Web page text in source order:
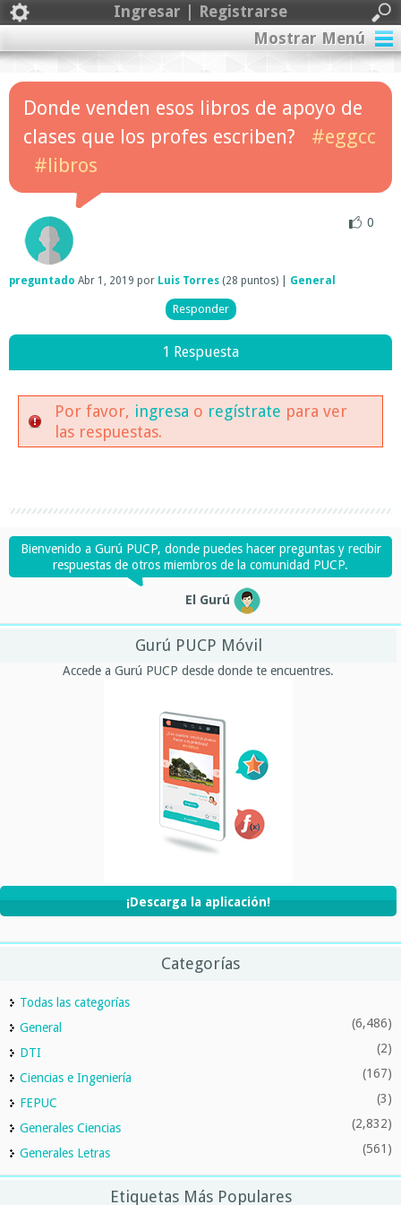
Ingresar | Registrarse
Mostrar Menú
Donde venden esos libros de apoyo de
clases que los profes escriben?
#eggcc
#libros
0
preguntado Abr 1, 2019 por Luis Torres (28 puntos) General
1 Respuesta
Por favor, ingresa o regístrate para ver
las respuestas.
Bienvenido a Gurú PUCP, donde puedes hacer preguntas y recibir
respuestas de otros miembros de la comunidad PUCP.
El Gurú
Gurú PUCP Móvil
Accede a Gurú PUCP desde donde te encuentres.
¡Descarga la aplicación!
Categorías
Todas las categorías
General
(6,486)
DTI (2)
Ciencias e Ingeniería (167)
FEPUC (3)
Generales Ciencias (2,832)
Generales Letras (561)
Etiquetas Más Populares